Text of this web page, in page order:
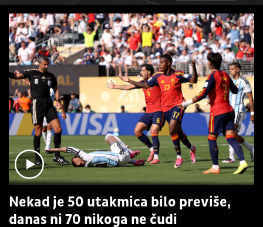
Nekad je 50 utakmica bilo previše,
danas ni 70 nikoga ne čudi